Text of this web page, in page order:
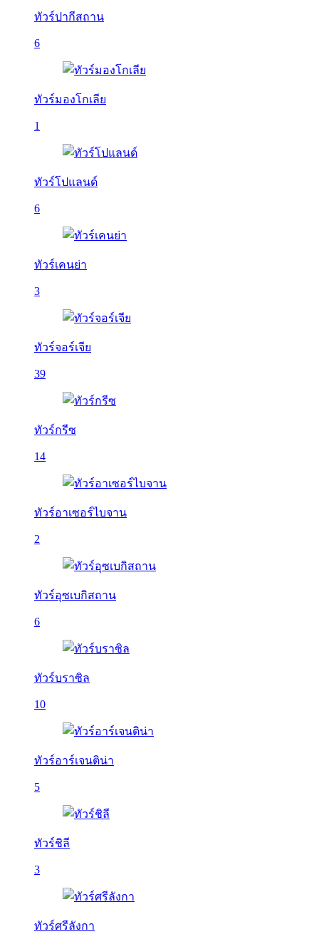
ทัวร์ปากีสถาน
6
ทัวร์มองโกเลีย
1
ทัวร์โปแลนด์
6
ทัวร์เคนย่า
3
ทัวร์จอร์เจีย
39
ทัวร์กรีซ
14
ทัวร์อาเซอร์ไบจาน
2
ทัวร์อุซเบกิสถาน
6
ทัวร์บราซิล
10
ทัวร์อาร์เจนติน่า
5
ทัวร์ชิลี
3
ทัวร์ศรีลังกา